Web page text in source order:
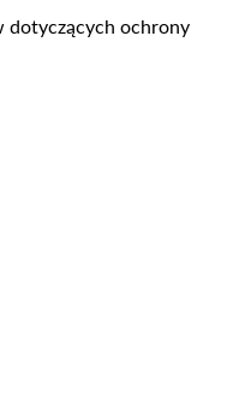
dotyczących ochrony